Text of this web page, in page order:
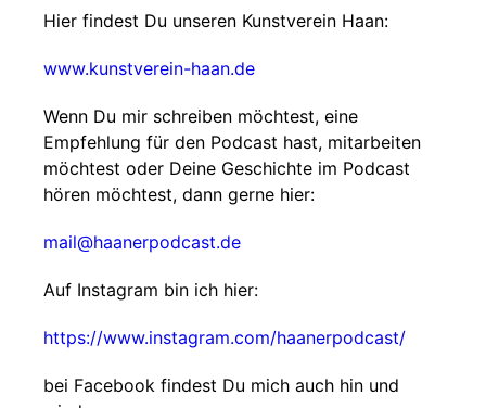
Hier findest Du unseren Kunstverein Haan:
www.kunstverein-haan.de
Wenn Du mir schreiben möchtest, eine
Empfehlung für den Podcast hast, mitarbeiten
möchtest oder Deine Geschichte im Podcast
hören möchtest, dann gerne hier:
mail@haanerpodcast.de
Auf Instagram bin ich hier:
https://www.instagram.com/haanerpodcast/
bei Facebook findest Du mich auch hin und